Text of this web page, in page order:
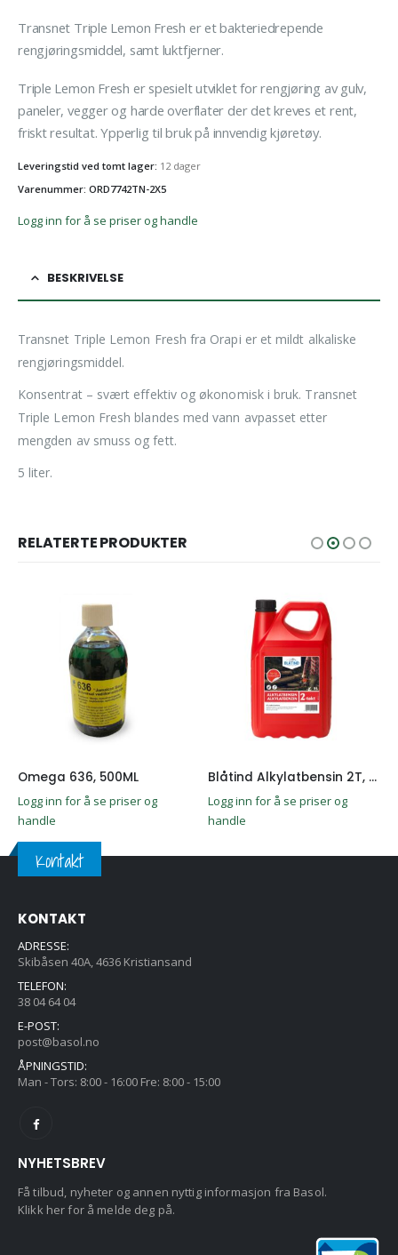
Transnet Triple Lemon Fresh er et bakteriedrepende
rengjøringsmiddel, samt luktfjerner.
Triple Lemon Fresh er spesielt utviklet for rengjøring av gulv,
paneler, vegger og harde overflater der det kreves et rent,
friskt resultat. Ypperlig til bruk på innvendig kjøretøy.
Leveringstid ved tomt lager: 12 dager
Varenummer: ORD7742TN-2X5
Logg inn for å se priser og handle
BESKRIVELSE
Transnet Triple Lemon Fresh fra Orapi er et mildt alkaliske
rengjøringsmiddel.
Konsentrat – svært effektiv og økonomisk i bruk. Transnet
Triple Lemon Fresh blandes med vann avpasset etter
mengden av smuss og fett.
5 liter.
RELATERTE PRODUKTER
Omega 636, 500ML
Logg inn for å se priser og
handle
Blåtind Alkylatbensin 2T, 5L
Logg inn for å se priser og
handle
Kontakt
KONTAKT
ADRESSE:
Skibåsen 40A, 4636 Kristiansand
TELEFON:
38 04 64 04
E-POST:
post@basol.no
ÅPNINGSTID:
Man - Tors: 8:00 - 16:00 Fre: 8:00 - 15:00
NYHETSBREV
Få tilbud, nyheter og annen nyttig informasjon fra Basol.
Klikk her for å melde deg på.